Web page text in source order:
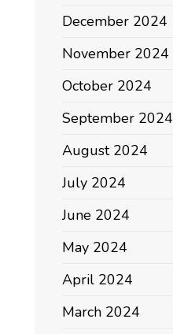
December 2024
November 2024
October 2024
September 2024
August 2024
July 2024
June 2024
May 2024
April 2024
March 2024